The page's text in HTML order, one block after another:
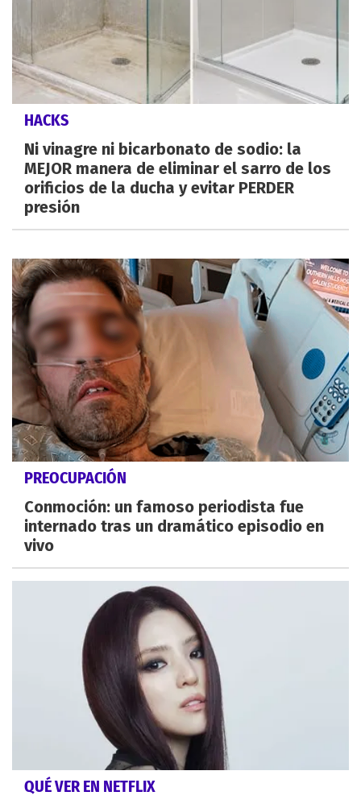
HACKS
Ni vinagre ni bicarbonato de sodio: la
MEJOR manera de eliminar el sarro de los
orificios de la ducha y evitar PERDER
presión
PREOCUPACIÓN
Conmoción: un famoso periodista fue
internado tras un dramático episodio en
vivo
QUÉ VER EN NETFLIX